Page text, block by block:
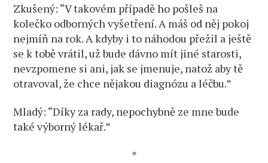
Zkušený: “V takovém případě ho pošleš na
kolečko odborných vyšetření. A máš od něj pokoj
nejmíň na rok. A kdyby i to náhodou přežil a ještě
se k tobě vrátil, už bude dávno mít jiné starosti,
nevzpomene si ani, jak se jmenuje, natož aby tě
otravoval, že chce nějakou diagnózu a léčbu.”
Mladý: “Díky za rady, nepochybně ze mne bude
také výborný lékař.”
*